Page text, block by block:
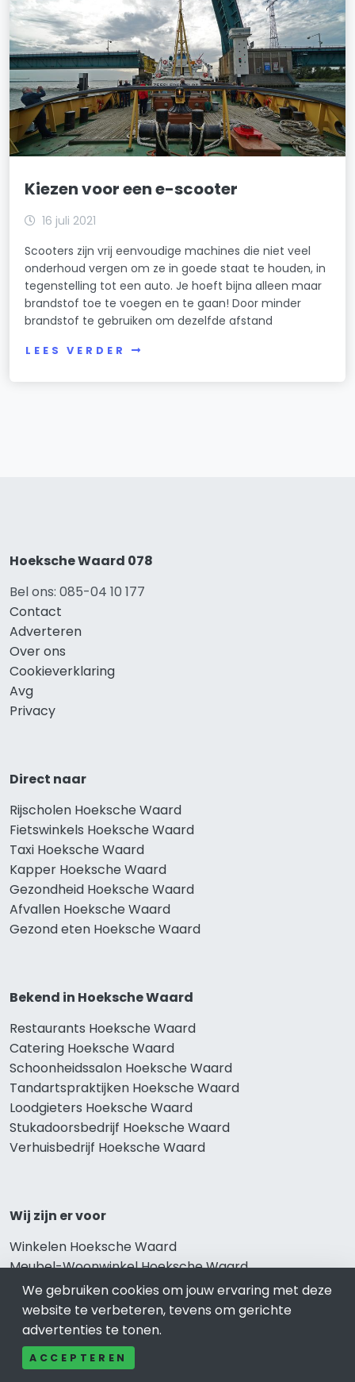
Kiezen voor een e-scooter
16 juli 2021
Scooters zijn vrij eenvoudige machines die niet veel
onderhoud vergen om ze in goede staat te houden, in
tegenstelling tot een auto. Je hoeft bijna alleen maar
brandstof toe te voegen en te gaan! Door minder
brandstof te gebruiken om dezelfde afstand
LEES VERDER
Hoeksche Waard 078
Bel ons: 085-04 10 177
Contact
Adverteren
Over ons
Cookieverklaring
Avg
Privacy
Direct naar
Rijscholen Hoeksche Waard
Fietswinkels Hoeksche Waard
Taxi Hoeksche Waard
Kapper Hoeksche Waard
Gezondheid Hoeksche Waard
Afvallen Hoeksche Waard
Gezond eten Hoeksche Waard
Bekend in Hoeksche Waard
Restaurants Hoeksche Waard
Catering Hoeksche Waard
Schoonheidssalon Hoeksche Waard
Tandartspraktijken Hoeksche Waard
Loodgieters Hoeksche Waard
Stukadoorsbedrijf Hoeksche Waard
Verhuisbedrijf Hoeksche Waard
Wij zijn er voor
Winkelen Hoeksche Waard
Meubel-Woonwinkel Hoeksche Waard
Appartementen- en Kamerverhuur Hoeksche Waard
Camping Hoeksche Waard
Overnachten Hoeksche Waard
Vakantiehuis Hoeksche Waard
Bungalowpark Hoeksche Waard
We gebruiken cookies om jouw ervaring met deze
website te verbeteren, tevens om gerichte
advertenties te tonen.
ACCEPTEREN